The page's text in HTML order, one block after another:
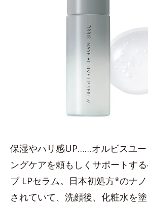
保湿やハリ感UP……オルビスユ
ングケアを頼もしくサポートす
ブ LPセラム。日本初処方*のナ
されていて、洗顔後、化粧水を